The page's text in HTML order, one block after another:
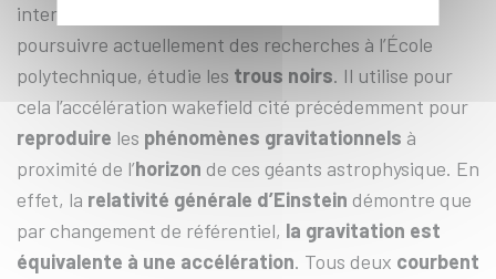
internationale Blaise Pascal qui lui permet de
poursuivre actuellement des recherches à l’École
polytechnique, étudie les trous noirs. Il utilise pour
cela l’accélération wakefield cité précédemment pour
reproduire les phénomènes gravitationnels à
proximité de l’horizon de ces géants astrophysique. En
effet, la relativité générale d’Einstein démontre que
par changement de référentiel, la gravitation est
équivalente à une accélération. Tous deux courbent